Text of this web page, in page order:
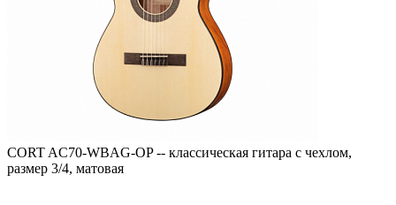
CORT AC70-WBAG-OP -- классическая гитара с чехлом,
размер 3/4, матовая